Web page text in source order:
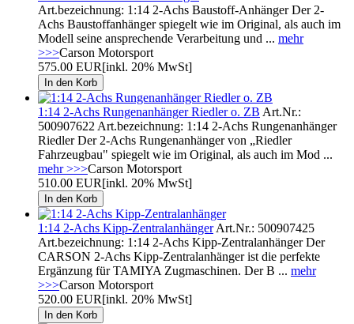
Art.bezeichnung: 1:14 2-Achs Baustoff-Anhänger Der 2-
Achs Baustoffanhänger spiegelt wie im Original, als auch im
Modell seine ansprechende Verarbeitung und ... mehr
>>>Carson Motorsport
575.00 EUR[inkl. 20% MwSt]
1:14 2-Achs Rungenanhänger Riedler o. ZB Art.Nr.:
500907622 Art.bezeichnung: 1:14 2-Achs Rungenanhänger
Riedler Der 2-Achs Rungenanhänger von „Riedler
Fahrzeugbau" spiegelt wie im Original, als auch im Mod ...
mehr >>>Carson Motorsport
510.00 EUR[inkl. 20% MwSt]
1:14 2-Achs Kipp-ZentralanhängerArt.Nr.: 500907425
Art.bezeichnung: 1:14 2-Achs Kipp-Zentralanhänger Der
CARSON 2-Achs Kipp-Zentralanhänger ist die perfekte
Ergänzung für TAMIYA Zugmaschinen. Der B ... mehr
>>>Carson Motorsport
520.00 EUR[inkl. 20% MwSt]